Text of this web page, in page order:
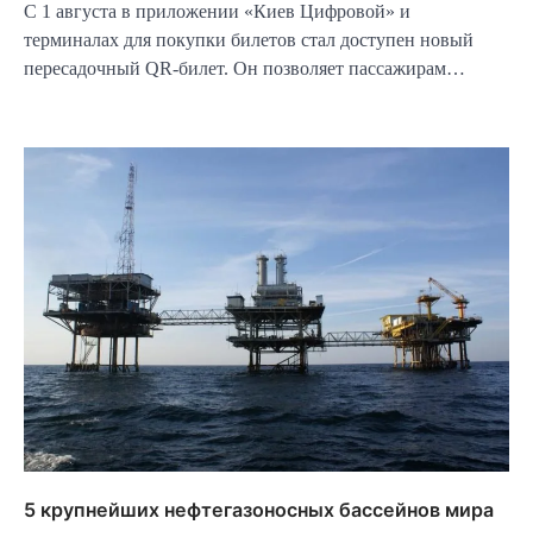
С 1 августа в приложении «Киев Цифровой» и
терминалах для покупки билетов стал доступен новый
пересадочный QR-билет. Он позволяет пассажирам…
5 крупнейших нефтегазоносных бассейнов мира